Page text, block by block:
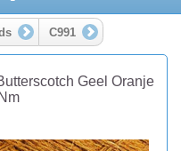
C991
Geel Oranje